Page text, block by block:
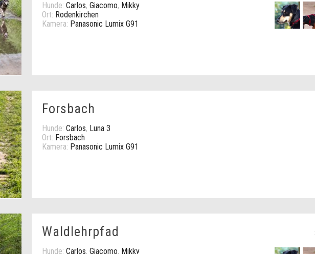
Hunde: Carlos, Giacomo, Mikky
Ort: Rodenkirchen
Kamera: Panasonic Lumix G91
Forsbach
Hunde: Carlos, Luna 3
Ort: Forsbach
Kamera: Panasonic Lumix G91
Waldlehrpfad
Hunde: Carlos, Giacomo, Mikky